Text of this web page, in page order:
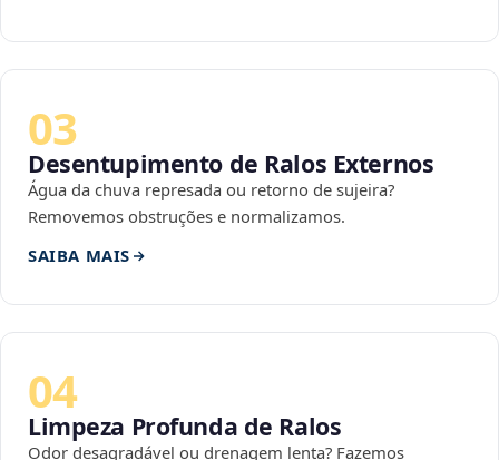
03
Desentupimento de Ralos Externos
Água da chuva represada ou retorno de sujeira?
Removemos obstruções e normalizamos.
SAIBA MAIS
04
Limpeza Profunda de Ralos
Odor desagradável ou drenagem lenta? Fazemos